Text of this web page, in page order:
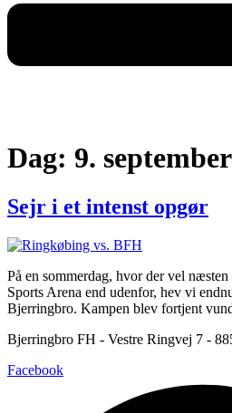
Dag: 9.
Sejr i et intenst opgør
På en sommerdag, hvor der vel
Sports Arena end udenfor, hev vi
Bjerringbro. Kampen blev fortjent
Bjerringbro FH - Vestre Ringvej 7 -
Facebook